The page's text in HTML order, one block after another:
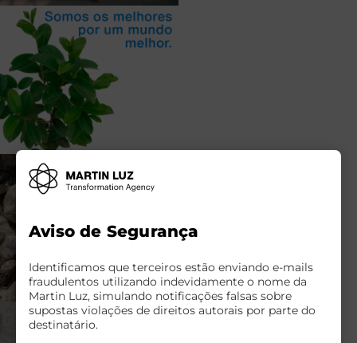
Aviso de Segurança
Identificamos que terceiros estão enviando e-mails
fraudulentos utilizando indevidamente o nome da
Martin Luz, simulando notificações falsas sobre
supostas violações de direitos autorais por parte do
destinatário.